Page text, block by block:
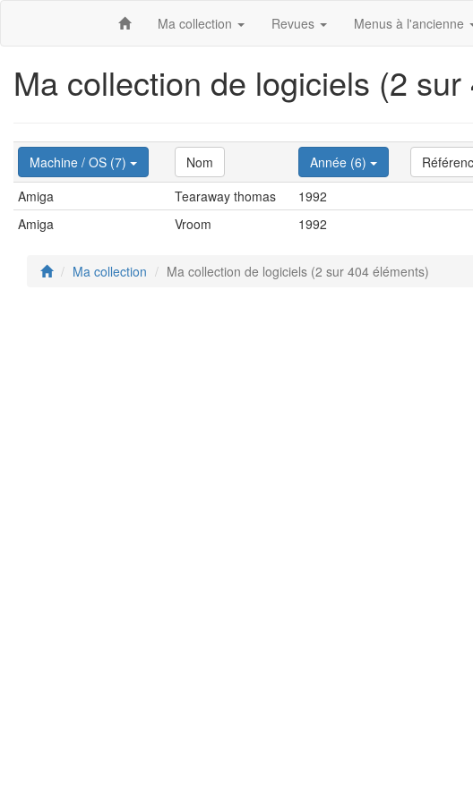
Ma collection Revues Menus à l'ancienne
Ma collection de logiciels (2
Machine / OS (7) Nom Année (6)
Amiga
Tearaway thomas 1992
Amiga
Vroom 1992
Ma collection Ma collection de logiciels (2 sur 404 éléments)